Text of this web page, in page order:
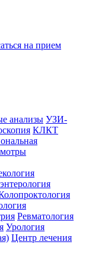
на прием
анализы УЗИ-
КЛКТ
Ревматология
Урология
Центр лечения